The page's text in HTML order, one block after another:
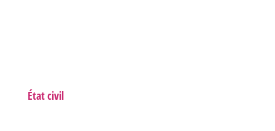
État civil